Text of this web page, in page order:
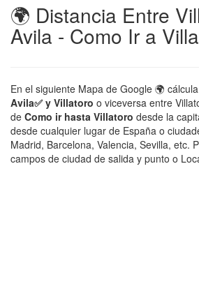
🌍 Distancia Entre
Avila - Como Ir a
En el siguiente Mapa de Google 🌍
Avila✅ y Villatoro o viceversa entre
de Como ir hasta Villatoro desde la
desde cualquier lugar de España o
Madrid, Barcelona, Valencia, Sevilla, etc.
campos de ciudad de salida y punto o